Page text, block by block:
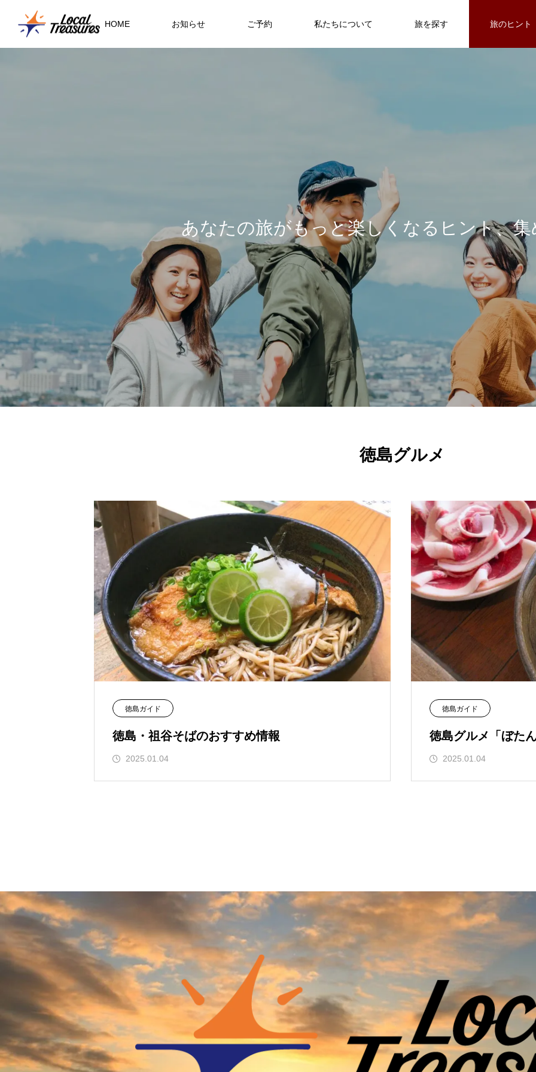
HOME お知らせ ご予約 私たちについて 旅を探す 旅のヒント
岡山の夏を味わう、中津果樹園の桃狩
り体験
【2026年最新】岡山の桃狩り体験！
モモナピーチファーム完全ガイド｜ラ
ンチ情報＆予約方法
天空の神域・剣山へ
ケーブルカーでたどり着く、渓谷の秘
湯「祖谷温泉」
四国の宝物！愛媛・須ノ川海岸でわく
わくシュノーケリング体験
祖谷のかずら橋※小さい子は要注意！
あなたの旅がもっと楽しく なる ヒ ント、集
徳島グルメ
徳島ガイド
徳島・祖谷そばのおすすめ情報
2025.01.04
徳島ガイド
徳島グルメ「ぼた
2025.01.04